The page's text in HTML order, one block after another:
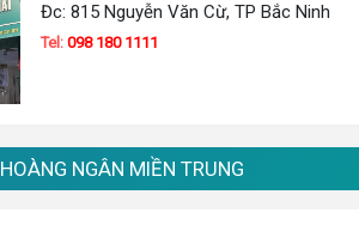
Đc: 815 Nguyễn Văn Cừ, TP Bắc Ninh
Tel:098 180 1111
HOÀNG NGÂN MIỀN TRUNG